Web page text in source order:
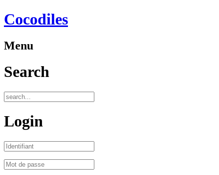
Cocodiles
Menu
Search
Login